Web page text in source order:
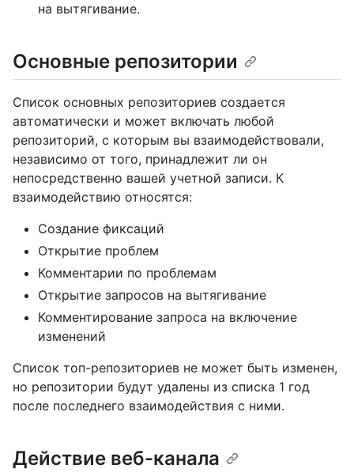
на вытягивание.
Основные репозитории
Список основных репозиториев создается
автоматически и может включать любой
репозиторий, с которым вы взаимодействовали,
независимо от того, принадлежит ли он
непосредственно вашей учетной записи. К
взаимодействию относятся:
Создание фиксаций
Открытие проблем
Комментарии по проблемам
Открытие запросов на вытягивание
Комментирование запроса на включение
изменений
Список топ-репозиториев не может быть изменен,
но репозитории будут удалены из списка 1 год
после последнего взаимодействия с ними.
Действие веб-канала